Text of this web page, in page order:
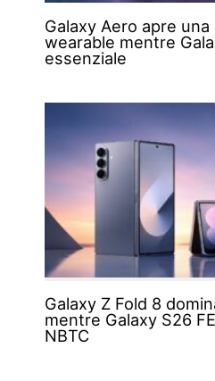
Galaxy Aero apre
wearable mentre
essenziale
Galaxy Z Fold 8
mentre Galaxy S26
NBTC